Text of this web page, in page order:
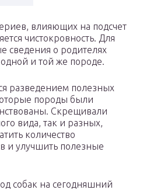
влияющих на подсчет
чистокровность. Для
сведения о родителях
и той же породе.
разведением полезных
породы были
Скрещивали
вида, так и разных,
количество
и улучшить полезные
собак на сегодняшний